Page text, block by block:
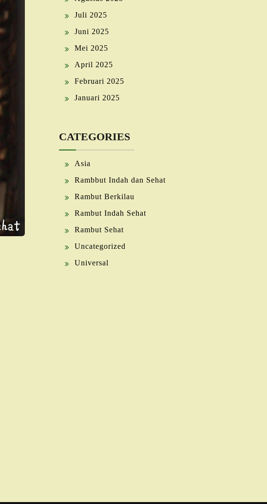
Juli 2025
Juni 2025
Mei 2025
April 2025
Februari 2025
Januari 2025
CATEGORIES
Asia
Rambbut Indah dan Sehat
Rambut Berkilau
Rambut Indah Sehat
Rambut Sehat
Uncategorized
Universal